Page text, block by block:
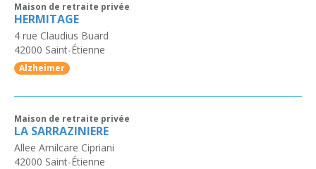
Maison de retraite privée
HERMITAGE
4 rue Claudius Buard
42000 Saint-Étienne
Alzheimer
Maison de retraite privée
LA SARRAZINIERE
Allee Amilcare Cipriani
42000 Saint-Étienne